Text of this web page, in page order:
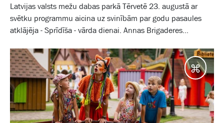
Latvijas valsts mežu dabas parkā Tērvetē 23. augustā ar
svētku programmu aicina uz svinībām par godu pasaules
atklājēja - Sprīdīša - vārda dienai. Annas Brigaderes...